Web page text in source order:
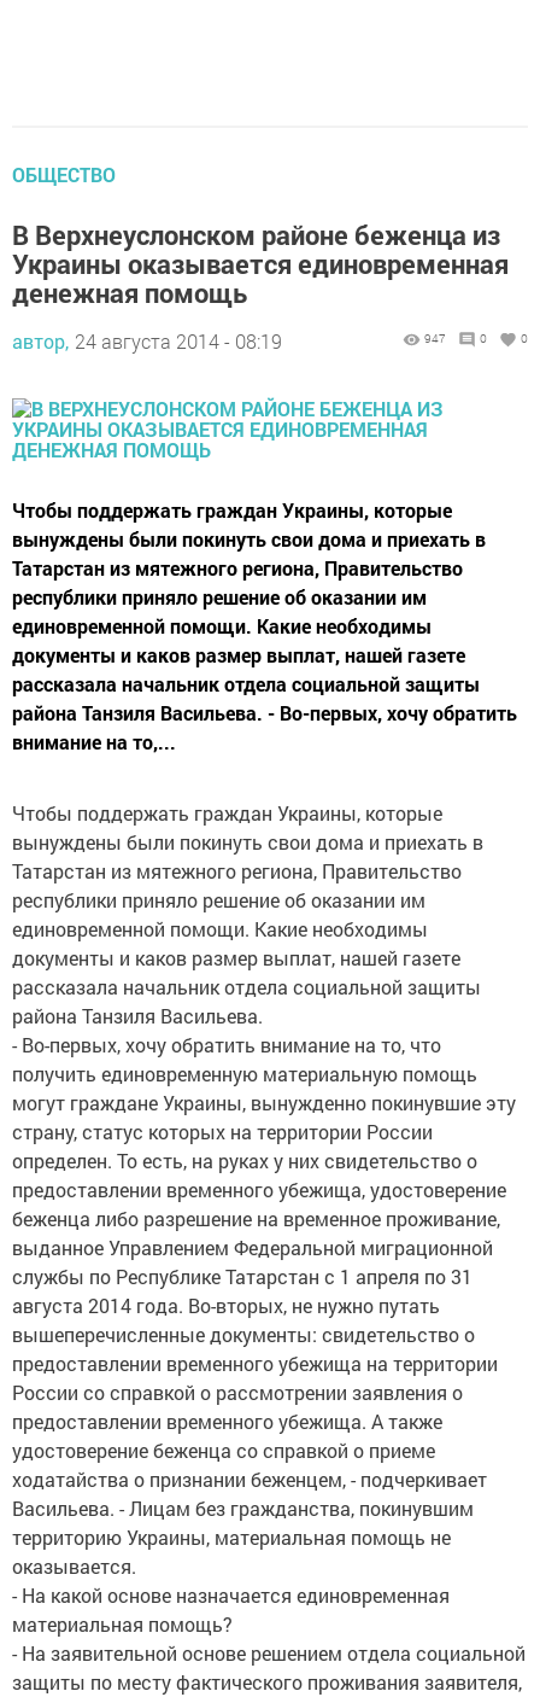
ОБЩЕСТВО
В Верхнеуслонском районе беженца из
Украины оказывается единовременная
денежная помощь
автор, 24 августа 2014 - 08:19 947 0 0
Чтобы поддержать граждан Украины, которые
вынуждены были покинуть свои дома и приехать в
Татарстан из мятежного региона, Правительство
республики приняло решение об оказании им
единовременной помощи. Какие необходимы
документы и каков размер выплат, нашей газете
рассказала начальник отдела социальной защиты
района Танзиля Васильева. - Во-первых, хочу обратить
внимание на то,...
Чтобы поддержать граждан Украины, которые
вынуждены были покинуть свои дома и приехать в
Татарстан из мятежного региона, Правительство
республики приняло решение об оказании им
единовременной помощи. Какие необходимы
документы и каков размер выплат, нашей газете
рассказала начальник отдела социальной защиты
района Танзиля Васильева.
- Во-первых, хочу обратить внимание на то, что
получить единовременную материальную помощь
могут граждане Украины, вынужденно покинувшие эту
страну, статус которых на территории России
определен. То есть, на руках у них свидетельство о
предоставлении временного убежища, удостоверение
беженца либо разрешение на временное проживание,
выданное Управлением Федеральной миграционной
службы по Республике Татарстан с 1 апреля по 31
августа 2014 года. Во-вторых, не нужно путать
вышеперечисленные документы: свидетельство о
предоставлении временного убежища на территории
России со справкой о рассмотрении заявления о
предоставлении временного убежища. А также
удостоверение беженца со справкой о приеме
ходатайства о признании беженцем, - подчеркивает
Васильева. - Лицам без гражданства, покинувшим
территорию Украины, материальная помощь не
оказывается.
- На какой основе назначается единовременная
материальная помощь?
- На заявительной основе решением отдела социальной
защиты по месту фактического проживания заявителя,